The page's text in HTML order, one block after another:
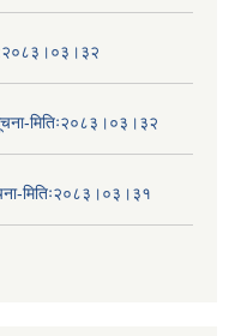
मितिः२०८३।०३।३२
मितिः२०८३।०३।३१